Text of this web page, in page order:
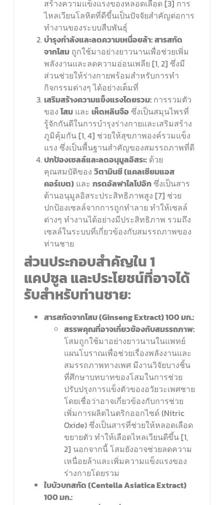
สร้างความแข็งแรงของหลอดเลือด [3] การ
ไหลเวียนโลหิตที่ดีขึ้นเป็นปัจจัยสำคัญต่อการ
ทำงานของระบบสืบพันธุ์
บำรุงกำลังและลดความเหนื่อยล้า:สารสกัด
จากโสมถูกใช้มาอย่างยาวนานเพื่อช่วยเพิ่ม
พลังงานและลดความอ่อนเพลีย [1, 2] ซึ่งมี
ส่วนช่วยให้ร่างกายพร้อมสำหรับการทำ
กิจกรรมต่างๆ ได้อย่างเต็มที่
เสริมสร้างความแข็งแรงโดยรวม:การรวมตัว
ของโสมและ เห็ดหลินจือ ซึ่งเป็นสมุนไพรที่
รู้จักกันดีในการบำรุงร่างกายและเสริมสร้าง
ภูมิคุ้มกัน [1, 4] ช่วยให้สุขภาพองค์รวมแข็ง
แรง ซึ่งเป็นพื้นฐานสำคัญของสมรรถภาพที่ดี
ปกป้องเซลล์และลดอนุมูลอิสระ:ด้วย
คุณสมบัติของ วิตามินซี (แคลเซียมแอส
คอร์เบต)และ กรดอัลฟาไลโปอิกซึ่งเป็นสาร
ต้านอนุมูลอิสระประสิทธิภาพสูง [7] ช่วย
ปกป้องเซลล์จากการถูกทำลาย ทำให้เซลล์
ต่างๆ ทำงานได้อย่างมีประสิทธิภาพ รวมถึง
เซลล์ในระบบที่เกี่ยวข้องกับสมรรถภาพของ
ท่านชาย
ส่วนประกอบสำคัญใน1
แคปซูล และประโยชน์ที่อาจได้
รับสำหรับท่านชาย:
สารสกัดจากโสม (Ginseng Extract) 100 มก.:
สรรพคุณที่อาจเกี่ยวข้องกับสมรรถภาพ:
โสมถูกใช้มาอย่างยาวนานในแพทย์
แผนโบราณเพื่อช่วยเรื่องพลังงานและ
สมรรถภาพทางเพศ มีงานวิจัยบางชิ้น
ที่ศึกษาบทบาทของโสมในการช่วย
ปรับปรุงการแข็งตัวของอวัยวะเพศชาย
โดยเชื่อว่าอาจเกี่ยวข้องกับการช่วย
เพิ่มการผลิตไนตริกออกไซด์ (Nitric
Oxide) ซึ่งเป็นสารที่ช่วยให้หลอดเลือด
ขยายตัว ทำให้เลือดไหลเวียนดีขึ้น [1,
2] นอกจากนี้ โสมยังอาจช่วยลดความ
เหนื่อยล้าและเพิ่มความแข็งแรงของ
ร่างกายโดยรวม
ใบบัวบกสกัด (Centella Asiatica Extract)
100 มก.: